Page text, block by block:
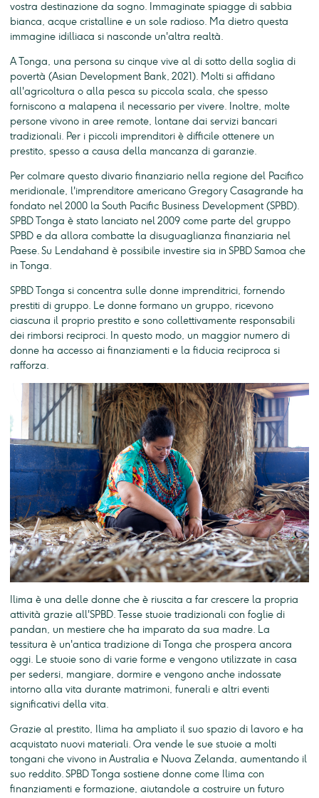
vostra destinazione da sogno. Immaginate spiagge di sabbia
bianca, acque cristalline e un sole radioso. Ma dietro questa
immagine idilliaca si nasconde un'altra realtà.
A Tonga, una persona su cinque vive al di sotto della soglia di
povertà (Asian Development Bank, 2021). Molti si affidano
all'agricoltura o alla pesca su piccola scala, che spesso
forniscono a malapena il necessario per vivere. Inoltre, molte
persone vivono in aree remote, lontane dai servizi bancari
tradizionali. Per i piccoli imprenditori è difficile ottenere un
prestito, spesso a causa della mancanza di garanzie.
Per colmare questo divario finanziario nella regione del Pacifico
meridionale, l'imprenditore americano Gregory Casagrande ha
fondato nel 2000 la South Pacific Business Development (SPBD).
SPBD Tonga è stato lanciato nel 2009 come parte del gruppo
SPBD e da allora combatte la disuguaglianza finanziaria nel
Paese. Su Lendahand è possibile investire sia in SPBD Samoa che
in Tonga.
SPBD Tonga si concentra sulle donne imprenditrici, fornendo
prestiti di gruppo. Le donne formano un gruppo, ricevono
ciascuna il proprio prestito e sono collettivamente responsabili
dei rimborsi reciproci. In questo modo, un maggior numero di
donne ha accesso ai finanziamenti e la fiducia reciproca si
rafforza.
Ilima è una delle donne che è riuscita a far crescere la propria
attività grazie all'SPBD. Tesse stuoie tradizionali con foglie di
pandan, un mestiere che ha imparato da sua madre. La
tessitura è un'antica tradizione di Tonga che prospera ancora
oggi. Le stuoie sono di varie forme e vengono utilizzate in casa
per sedersi, mangiare, dormire e vengono anche indossate
intorno alla vita durante matrimoni, funerali e altri eventi
significativi della vita.
Grazie al prestito, Ilima ha ampliato il suo spazio di lavoro e ha
acquistato nuovi materiali. Ora vende le sue stuoie a molti
tongani che vivono in Australia e Nuova Zelanda, aumentando il
suo reddito. SPBD Tonga sostiene donne come Ilima con
finanziamenti e formazione, aiutandole a costruire un futuro